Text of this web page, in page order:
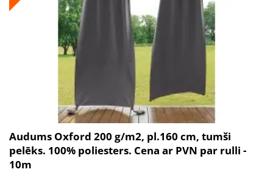
Audums Oxford 200 g/m2, pl.160 cm, tumši
pelēks. 100% poliesters. Cena ar PVN par rulli -
10m